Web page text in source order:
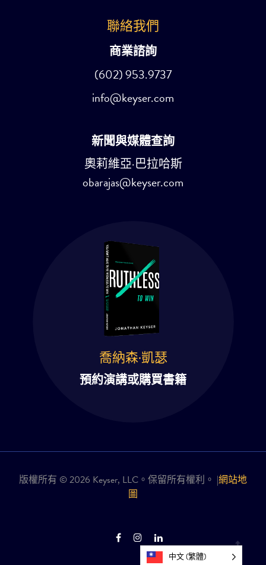
聯絡我們
商業諮詢
(602) 953.9737
info@keyser.com
新聞與媒體查詢
奧莉維亞·巴拉哈斯
obarajas@keyser.com
喬納森·凱瑟
預約演講或購買書籍
版權所有 © 2026 Keyser, LLC。保留所有權利。 |網站地
圖
中文 (繁體)